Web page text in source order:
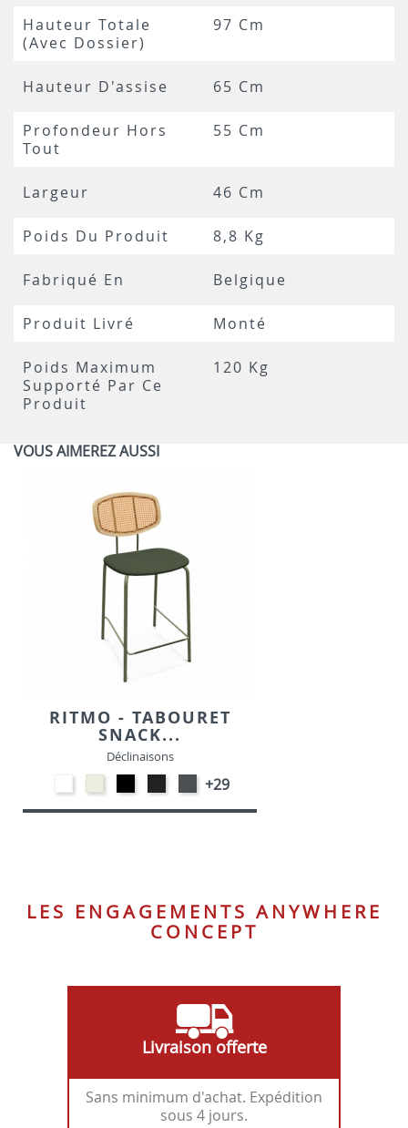
Hauteur Totale
(avec Dossier)
97 Cm
Hauteur D'assise 65 Cm
Profondeur Hors
Tout
55 Cm
Largeur 46 Cm
Poids Du Produit 8,8 Kg
Fabriqué En Belgique
Produit Livré Monté
Poids Maximum
Supporté Par Ce
Produit
120 Kg
VOUS AIMEREZ AUSSI
RITMO - TABOURET
SNACK...
Déclinaisons
BLANCM391
-
NOIR
M301
EP72
-
GRAPHITE
+29
LES ENGAGEMENTS ANYWHERE
CONCEPT
Livraison offerte
Sans minimum d'achat. Expédition
sous 4 jours.